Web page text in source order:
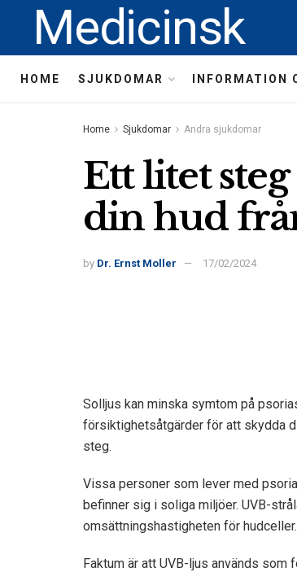
Medicinsk
HOME SJUKDOMAR INFORMATION
Home Sjukdomar Andra sjukdomar
Ett litet
din hud
by Dr. Ernst Moller 17/02/2024
Solljus kan minska symtom på
försiktighetsåtgärder för att skydda
steg.
Vissa personer som lever med
befinner sig i soliga miljöer. UVB-
omsättningshastigheten för hudceller.
Faktum är att UVB-ljus används